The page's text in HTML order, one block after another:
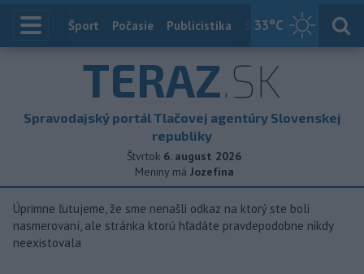
33°C
Index
Šport Počasie Publicistika Slovensko
TERAZ.SK
Spravodajský portál Tlačovej agentúry Slovenskej
republiky
Štvrtok 6. august 2026
Meniny má Jozefína
Úprimne ľutujeme, že sme nenašli odkaz na ktorý ste boli
nasmerovaní, ale stránka ktorú hľadáte pravdepodobne nikdy
neexistovala